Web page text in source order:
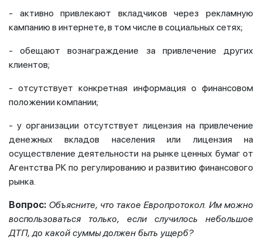
- активно привлекают вкладчиков через рекламную
кампанию в интернете, в том числе в социальных сетях;
- обещают вознаграждение за привлечение других
клиентов;
- отсутствует конкретная информация о финансовом
положении компании;
- у организации отсутствует лицензия на привлечение
денежных вкладов населения или лицензия на
осуществление деятельности на рынке ценных бумаг от
Агентства РК по регулированию и развитию финансового
рынка.
Вопрос: Объясните, что такое Европротокол. Им можно
воспользоваться только, если случилось небольшое
ДТП, до какой суммы должен быть ущерб?